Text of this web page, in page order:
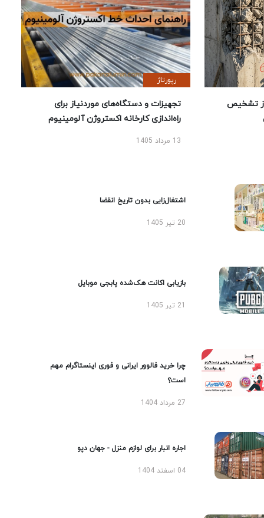
تشخیص
رپورتاژ
تجهیزات و دستگاه‌های موردنیاز برای
راه‌اندازی کارخانه اکستروژن آلومینیوم
13 مرداد 1405
اشتغال‌زایی بدون تاریخ انقضا
20 تیر 1405
بازیابی اکانت هک‌شده پابجی موبایل
چرا خرید فالوور ایرانی و فوری اینستاگرام مهم
است؟
27 مرداد 1404
اجاره انبار برای لوازم منزل - جهان دپو
04 اسفند 1404